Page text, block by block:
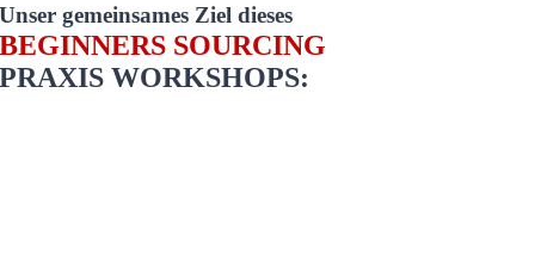
Unser gemeinsames Ziel dieses
BEGINNERS SOURCING
PRAXIS WORKSHOPS: